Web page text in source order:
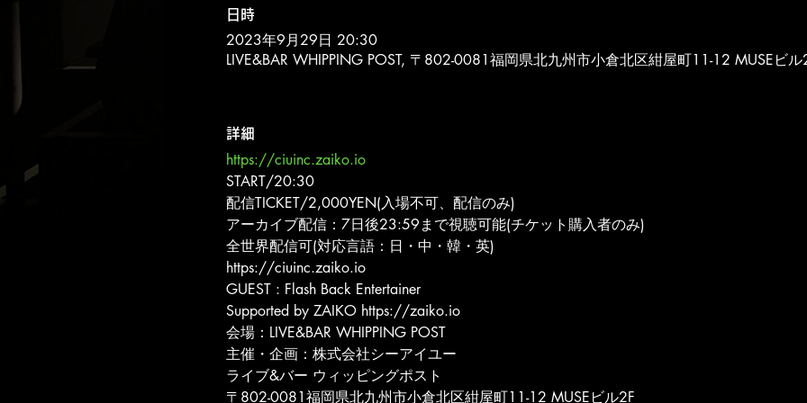
日時
2023年9月29日 20:30
LIVE&BAR WHIPPING POST, 〒802-0081福岡県北九州市小倉北区紺屋町11-12 MUSEビル
詳細
https://ciuinc.zaiko.io
START/20:30
配信TICKET/2,000YEN(入場不可、配信のみ)
アーカイブ配信：7日後23:59まで視聴可能(チケット購入者のみ)
全世界配信可(対応言語：日・中・韓・英)
https://ciuinc.zaiko.io
GUEST : Flash Back Entertainer
Supported by ZAIKO https://zaiko.io
会場：LIVE&BAR WHIPPING POST
主催・企画：株式会社シーアイユー
ライブ&バー ウィッピングポスト
〒802-0081福岡県北九州市小倉北区紺屋町11-12 MUSEビル2F